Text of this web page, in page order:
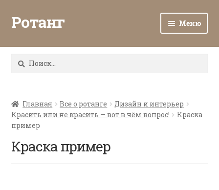
Ротанг Меню
Каталог
Все о ротанге
Ротанг оптом
Найти:
Главная Все о ротанге
Дизайн и интерьер
Красить или не красить — вот в чём вопрос!
Краска
пример
Краска пример